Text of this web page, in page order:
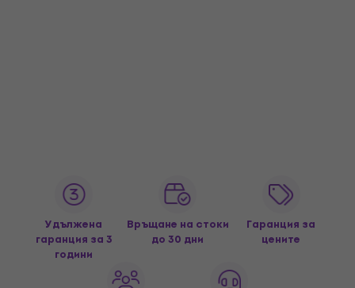
Удължена
гаранция за 3
години
Връщане на стоки
до 30 дни
Гаранция за
цените